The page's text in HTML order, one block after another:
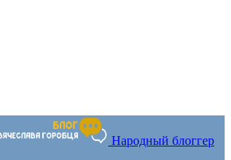
Народный блоггер